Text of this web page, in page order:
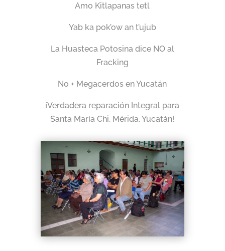
Amo Kitlapanas tetl
Yab ka pok’ow an t’ujub
La Huasteca Potosina dice NO al
Fracking
No + Megacerdos en Yucatán
¡Verdadera reparación Integral para
Santa María Chi, Mérida, Yucatán!